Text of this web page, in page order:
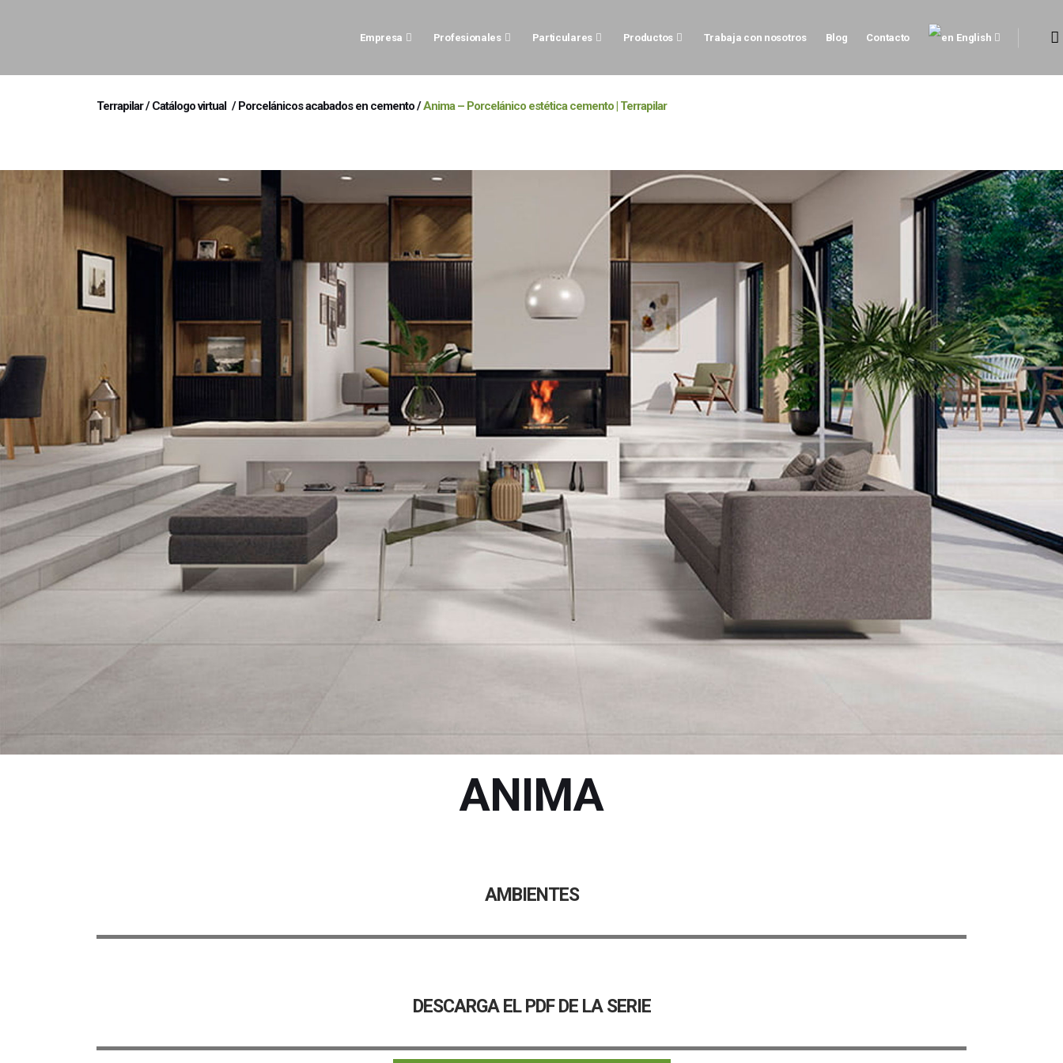
Empresa Profesionales Particulares Productos Trabaja con nosotros Blog Contacto English
Terrapilar/Catálogo virtual /Porcelánicos acabados en cemento/Anima – Porcelánico estética cemento | Terrapilar
ANIMA
AMBIENTES
DESCARGA EL PDF DE LA SERIE